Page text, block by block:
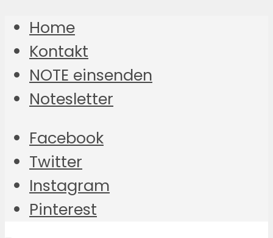
Home
Kontakt
NOTE einsenden
Notesletter
Facebook
Twitter
Instagram
Pinterest